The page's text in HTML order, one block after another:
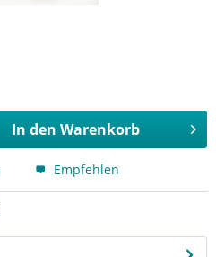
In den Warenkorb
Empfehlen